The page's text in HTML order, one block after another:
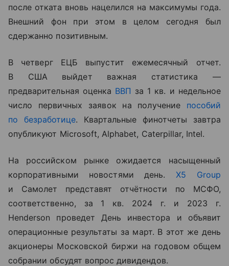
после отката вновь нацелился на максимумы года.
Внешний фон при этом в целом сегодня был
сдержанно позитивным.
В четверг ЕЦБ выпустит ежемесячный отчет.
В США выйдет важная статистика —
предварительная оценка ВВП за 1 кв. и недельное
число первичных заявок на получение пособий
по безработице. Квартальные финотчеты завтра
опубликуют Microsoft, Alphabet, Caterpillar, Intel.
На российском рынке ожидается насыщенный
корпоративными новостями день.X5 Group
и Самолет представят отчётности по МСФО,
соответственно, за 1 кв. 2024 г. и 2023 г.
Henderson проведет День инвестора и объявит
операционные результаты за март. В этот же день
акционеры Московской биржи на годовом общем
собрании обсудят вопрос дивидендов.